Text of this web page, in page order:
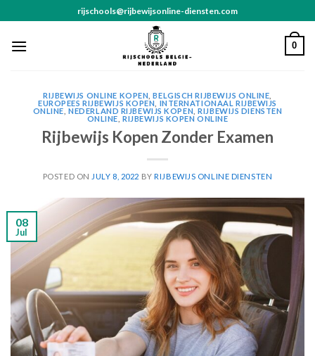
to
content
rijschools@rijbewijsonline-diensten.com
0
RIJBEWIJS ONLINE KOPEN ,BELGISCH RIJBEWIJS ONLINE
EUROPEES RIJBEWIJS KOPEN
INTERNATIONAAL RIJBEWIJS
ONLINE ,NEDERLAND RIJBEWIJS KOPEN ,RIJBEWIJS DIENSTEN
ONLINE ,RIJBEWIJS KOPEN ONLINE
Rijbewijs Kopen Zonder Examen
POSTED ON JULY 8, 2022 BYRIJBEWIJS ONLINE DIENSTEN
08
Jul